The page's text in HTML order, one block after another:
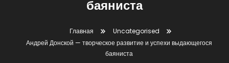
баяниста
Главная
Uncategorised
Андрей Донской — творческое развитие и успехи выдающегося
баяниста